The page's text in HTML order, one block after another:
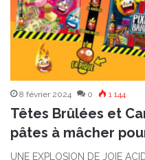
8 février 2024 0 1 144
Têtes Brûlées et
pâtes à mâcher
UNE EXPLOSION DE JOIE